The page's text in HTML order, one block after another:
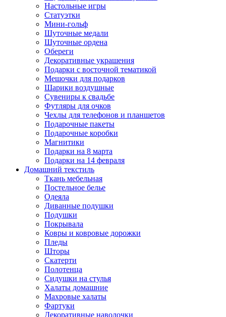
Настольные игры
Статуэтки
Мини-гольф
Шуточные медали
Шуточные ордена
Обереги
Декоративные украшения
Подарки с восточной тематикой
Мешочки для подарков
Шарики воздушные
Сувениры к свадьбе
Футляры для очков
Чехлы для телефонов и планшетов
Подарочные пакеты
Подарочные коробки
Магнитики
Подарки на 8 марта
Подарки на 14 февраля
Домашний текстиль
Ткань мебельная
Постельное белье
Одеяла
Диванные подушки
Подушки
Покрывала
Ковры и ковровые дорожки
Пледы
Шторы
Скатерти
Полотенца
Сидушки на стулья
Халаты домашние
Махровые халаты
Фартуки
Декоративные наволочки